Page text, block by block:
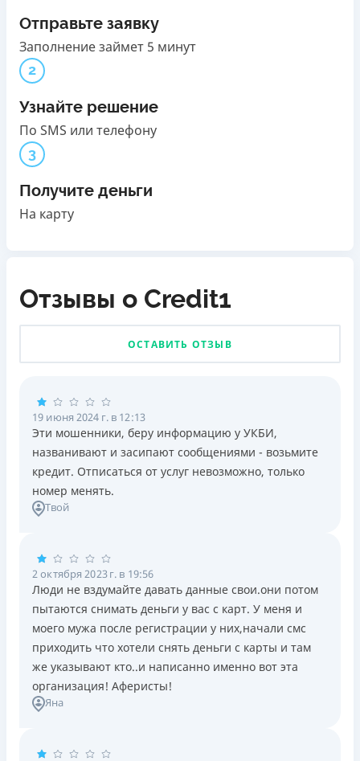
Отправьте заявку
Заполнение займет 5 минут
2
Узнайте решение
По SMS или телефону
3
Получите деньги
На карту
Отзывы о Credit1
ОСТАВИТЬ ОТЗЫВ
19 июня 2024 г. в 12:13
Эти мошенники, беру информацию у УКБИ,
названивают и засипают сообщениями - возьмите
кредит. Отписаться от услуг невозможно, только
номер менять.
Твой
2 октября 2023 г. в 19:56
Люди не вздумайте давать данные свои.они потом
пытаются снимать деньги у вас с карт. У меня и
моего мужа после регистрации у них,начали смс
приходить что хотели снять деньги с карты и там
же указывают кто..и написанно именно вот эта
организация! Аферисты!
Яна